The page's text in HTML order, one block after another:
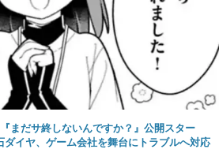
まだサ終しないんですか？』公開スター
ダイヤ、ゲーム会社を舞台にトラブルへ対応